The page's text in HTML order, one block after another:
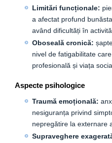
Limitări funcționale:
a afectat profund
având dificultăți în
Oboseală cronică:
nivel de fatigabilitate
profesională și viața
Aspecte psihologice
Traumă emoțională:
nesiguranța privind
nepregătire la externare
Supraveghere